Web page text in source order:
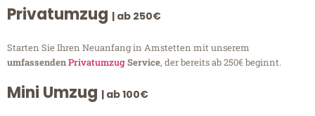
Privatumzug | ab 250€
Starten Sie Ihren Neuanfang in Amstetten mit unserem
umfassendenPrivatumzugService, der bereits ab 250€ beginnt.
Mini Umzug | ab 100€